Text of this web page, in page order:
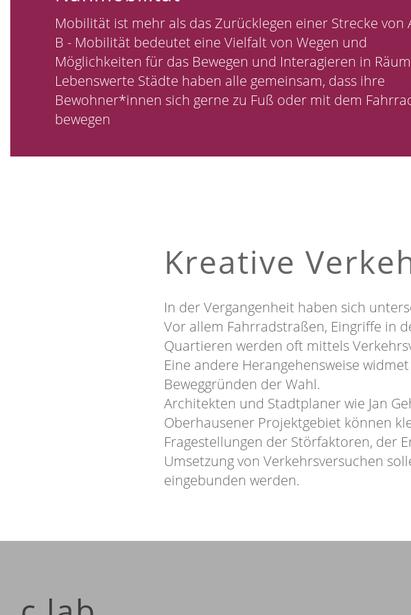
Mobilität ist mehr als das Zurücklegen einer Strecke von
B - Mobilität bedeutet eine Vielfalt von Wegen und
Möglichkeiten für das Bewegen und Interagieren in
Lebenswerte Städte haben alle gemeinsam, dass ihre
Bewohner*innen sich gerne zu Fuß oder mit dem
bewegen
Kreative
In der Vergangenheit haben sich
Vor allem Fahrradstraßen, Eingriffe in
Quartieren werden oft mittels
Eine andere Herangehensweise
Beweggründen der Wahl.
Architekten und Stadtplaner wie Jan
Oberhausener Projektgebiet können
Fragestellungen der Störfaktoren, der
Umsetzung von Verkehrsversuchen
eingebunden werden.